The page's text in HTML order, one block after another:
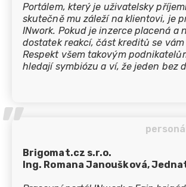
Portálem, který je uživatelsky
skutečně mu záleží na klientovi, je
INwork. Pokud je inzerce placená a
dostatek reakcí, část kreditů se
Respekt všem takovým
hledají symbiózu a ví, že jeden bez
této nelehké době, kdy se
’’Brigomat.cz s.r.o.
Ing. Romana Janoušková,